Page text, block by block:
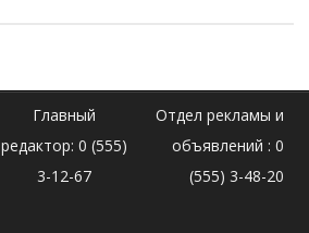
Главный
редактор: 0 (555)
3-12-67
Отдел рекламы и
объявлений : 0
(555) 3-48-20